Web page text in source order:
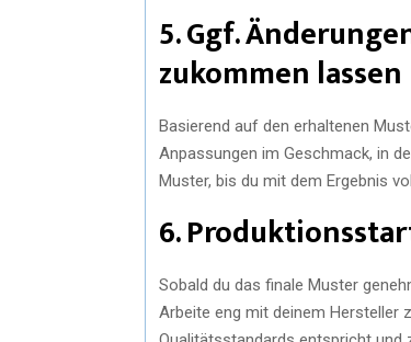
5. Ggf.
zukommen lassen
Basierend auf den erhaltenen
Anpassungen im Geschmack, in
Muster, bis du mit dem Ergebnis
6.
Sobald du das finale Muster
Arbeite eng mit deinem Hersteller